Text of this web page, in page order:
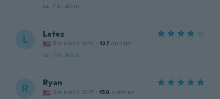
ca. 7 år siden
L Latez
Ble med i 2016 · 127 omtaler
ca. 7 år siden
R Ryan
Ble med i 2017 · 150 omtaler